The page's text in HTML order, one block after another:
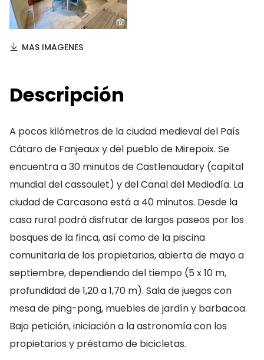
MAS IMAGENES
Descripción
A pocos kilómetros de la ciudad medieval del País
Cátaro de Fanjeaux y del pueblo de Mirepoix. Se
encuentra a 30 minutos de Castlenaudary (capital
mundial del cassoulet) y del Canal del Mediodía. La
ciudad de Carcasona está a 40 minutos. Desde la
casa rural podrá disfrutar de largos paseos por los
bosques de la finca, así como de la piscina
comunitaria de los propietarios, abierta de mayo a
septiembre, dependiendo del tiempo (5 x 10 m,
profundidad de 1,20 a 1,70 m). Sala de juegos con
mesa de ping-pong, muebles de jardín y barbacoa.
Bajo petición, iniciación a la astronomía con los
propietarios y préstamo de bicicletas.